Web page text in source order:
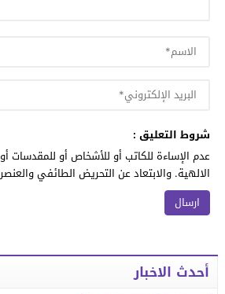
شروط التعليق :
عدم الإساءة للكاتب أو للأشخاص أو للمقدسات
الالهية. والابتعاد عن التحريض الطائفي
أحدث الاخبار